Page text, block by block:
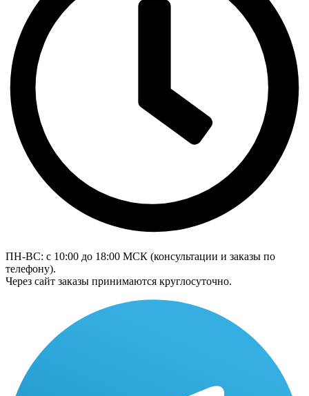
ПН-ВС: с 10:00 до 18:00 МСК (консультации и заказы по
телефону).
Через сайт заказы принимаются круглосуточно.